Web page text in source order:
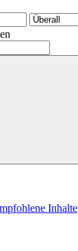
Inhalte